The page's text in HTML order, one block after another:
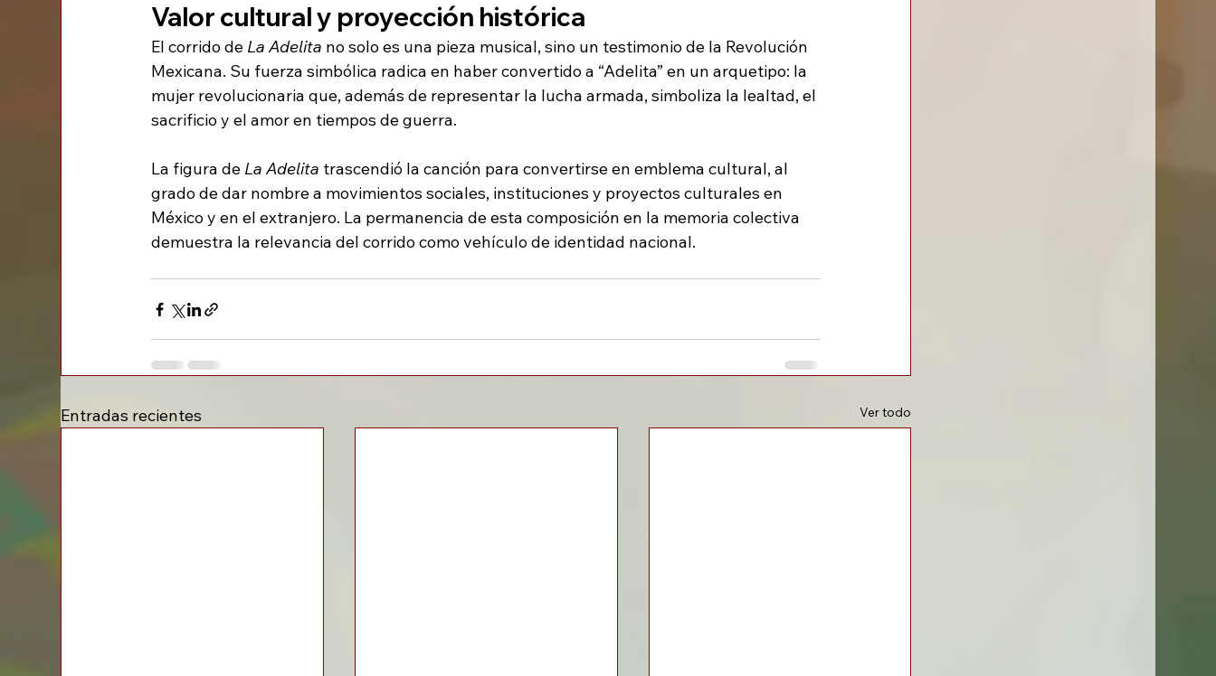
Valor cultural y proyección histórica
El corrido de La Adelita no solo es una pieza musical, sino un testimonio de la Revolución
Mexicana. Su fuerza simbólica radica en haber convertido a “Adelita” en un arquetipo: la
mujer revolucionaria que, además de representar la lucha armada, simboliza la lealtad, el
sacrificio y el amor en tiempos de guerra.
La figura de La Adelita trascendió la canción para convertirse en emblema cultural, al
grado de dar nombre a movimientos sociales, instituciones y proyectos culturales en
México y en el extranjero. La permanencia de esta composición en la memoria colectiva
demuestra la relevancia del corrido como vehículo de identidad nacional.
Entradas recientes Ver todo